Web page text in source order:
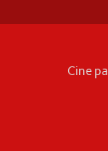
content
Cine